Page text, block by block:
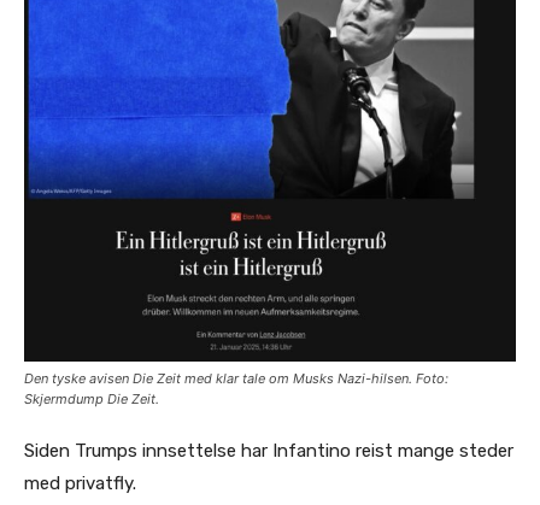
Den tyske avisen Die Zeit med klar tale om Musks Nazi-hilsen. Foto:
Skjermdump Die Zeit.
Siden Trumps innsettelse har Infantino reist mange steder
med privatfly.